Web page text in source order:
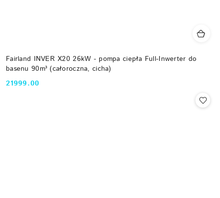
Fairland INVER X20 26kW - pompa ciepła Full-Inwerter do
basenu 90m³ (całoroczna, cicha)
Cena:
21999.00